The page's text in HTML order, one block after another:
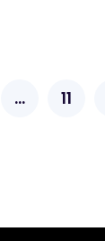
… 11